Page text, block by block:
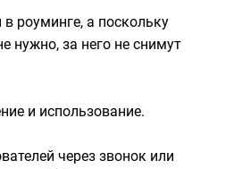
роуминге, а поскольку
нужно, за него не снимут
и использование.
через звонок или